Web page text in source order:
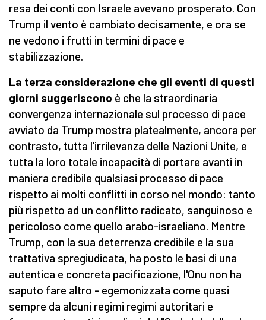
resa dei conti con Israele avevano prosperato. Con
Trump il vento è cambiato decisamente, e ora se
ne vedono i frutti in termini di pace e
stabilizzazione.
La terza considerazione che gli eventi di questi
giorni suggeriscono è che la straordinaria
convergenza internazionale sul processo di pace
avviato da Trump mostra platealmente, ancora per
contrasto, tutta l'irrilevanza delle Nazioni Unite, e
tutta la loro totale incapacità di portare avanti in
maniera credibile qualsiasi processo di pace
rispetto ai molti conflitti in corso nel mondo: tanto
più rispetto ad un conflitto radicato, sanguinoso e
pericoloso come quello arabo-israeliano. Mentre
Trump, con la sua deterrenza credibile e la sua
trattativa spregiudicata, ha posto le basi di una
autentica e concreta pacificazione, l'Onu non ha
saputo fare altro - egemonizzata come quasi
sempre da alcuni regimi regimi autoritari e